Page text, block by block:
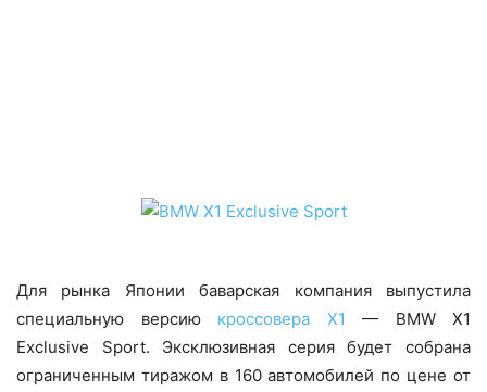
Для рынка Японии баварская компания выпустила
специальную версию кроссовера Х1 — BMW X1
Exclusive Sport. Эксклюзивная серия будет собрана
ограниченным тиражом в 160 автомобилей по цене от